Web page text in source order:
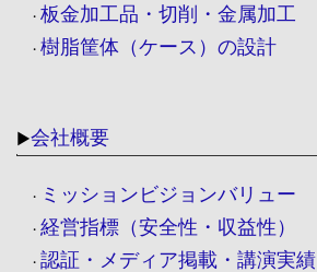
・ 板金加工品・切削・金属加工
・ 樹脂筐体（ケース）の設計
▶会社概要
・ ミッションビジョンバリュー
・ 経営指標（安全性・収益性）
・ 認証・メディア掲載・講演実績